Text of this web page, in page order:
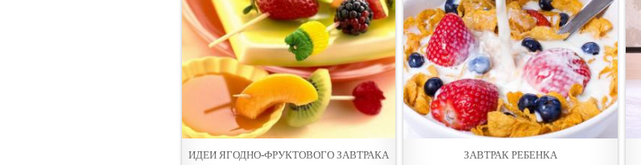
ИДЕИ ЯГОДНО-ФРУКТОВОГО ЗАВТРАКА ЗАВТРАК РЕБЕНКА